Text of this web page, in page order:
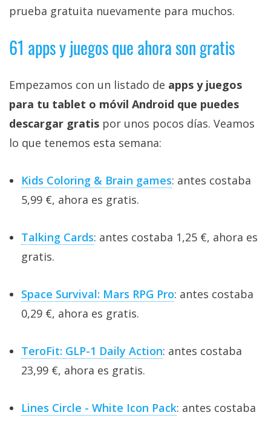
prueba gratuita nuevamente para muchos.
61 apps y juegos que ahora son gratis
Empezamos con un listado de apps y juegos
para tu tablet o móvil Android que puedes
descargar gratis por unos pocos días. Veamos
lo que tenemos esta semana:
Kids Coloring & Brain games: antes costaba
5,99 €, ahora es gratis.
Talking Cards: antes costaba 1,25 €, ahora es
gratis.
Space Survival: Mars RPG Pro: antes costaba
0,29 €, ahora es gratis.
TeroFit: GLP-1 Daily Action: antes costaba
23,99 €, ahora es gratis.
Lines Circle - White Icon Pack: antes costaba